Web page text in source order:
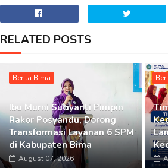
RELATED POSTS
Berita Bima
Ibu Murni Suciyanti Pimpin
Rakor Posyandu, Dorong
Transformasi Layanan 6 SPM
di Kabupaten Bima
August 07, 2026